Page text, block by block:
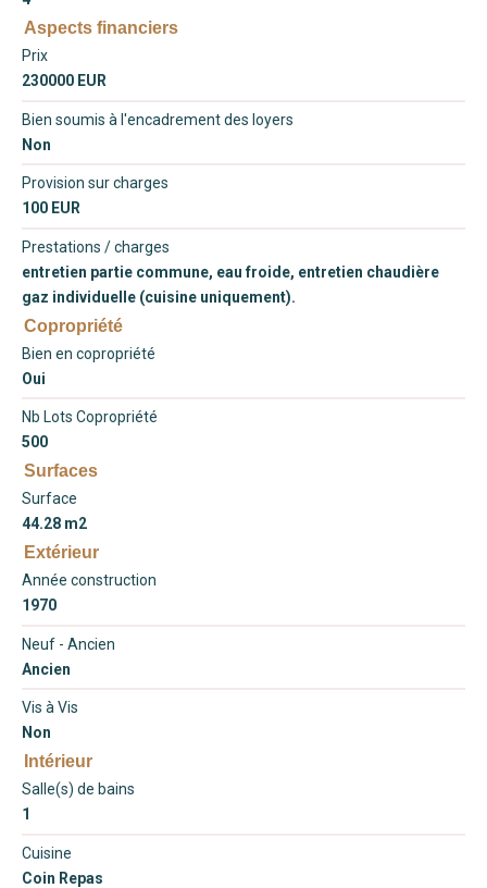
Aspects financiers
Prix
230000 EUR
Bien soumis à l'encadrement des loyers
Non
Provision sur charges
100 EUR
Prestations / charges
entretien partie commune, eau froide, entretien chaudière
gaz individuelle (cuisine uniquement).
Copropriété
Bien en copropriété
Oui
Nb Lots Copropriété
500
Surfaces
Surface
44.28 m2
Extérieur
Année construction
1970
Neuf - Ancien
Ancien
Vis à Vis
Non
Intérieur
Salle(s) de bains
1
Cuisine
Coin Repas